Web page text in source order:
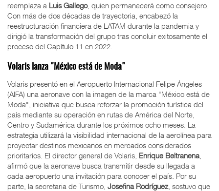
reemplaza a Luis Gallego, quien permanecerá como consejero.
Con más de dos décadas de trayectoria, encabezó la
reestructuración financiera de LATAM durante la pandemia y
dirigió la transformación del grupo tras concluir exitosamente el
proceso del Capítulo 11 en 2022.
Volaris lanza "México está de Moda"
Volaris presentó en el Aeropuerto Internacional Felipe Ángeles
(AIFA) una aeronave con la imagen de la marca "México está de
Moda", iniciativa que busca reforzar la promoción turística del
país mediante su operación en rutas de América del Norte,
Centro y Sudamérica durante los próximos ocho meses. La
estrategia utilizará la visibilidad internacional de la aerolínea para
proyectar destinos mexicanos en mercados considerados
prioritarios. El director general de Volaris, Enrique Beltranena,
afirmó que la aeronave busca transmitir desde su llegada a
cada aeropuerto una invitación para conocer el país. Por su
parte, la secretaria de Turismo, Josefina Rodríguez, sostuvo que